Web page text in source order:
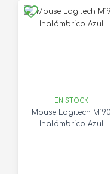
EN STOCK
Mouse Logitech M190
Inalámbrico Azul